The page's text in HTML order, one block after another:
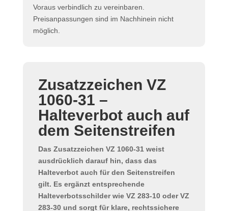
Voraus verbindlich zu vereinbaren.
Preisanpassungen sind im Nachhinein nicht
möglich.
Zusatzzeichen VZ
1060-31 –
Halteverbot auch auf
dem Seitenstreifen
Das Zusatzzeichen VZ 1060-31 weist
ausdrücklich darauf hin, dass das
Halteverbot auch für den Seitenstreifen
gilt. Es ergänzt entsprechende
Halteverbotsschilder wie VZ 283-10 oder VZ
283-30 und sorgt für klare, rechtssichere